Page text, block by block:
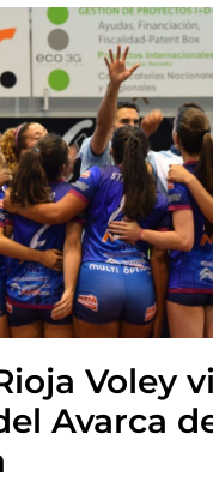
Voley
Avarca